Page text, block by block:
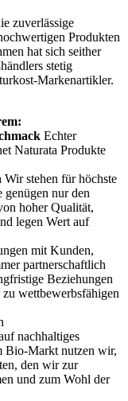
zuverlässige
Produkten
hat sich seither
stetig
Markenartikler.
Echter
Naturata Produkte
Wir stehen für höchste
nur den
hoher Qualität,
legen Wert auf
mit Kunden,
partnerschaftlich
Beziehungen
wettbewerbsfähigen
nachhaltiges
Bio-Markt nutzen wir,
den wir zur
und zum Wohl der